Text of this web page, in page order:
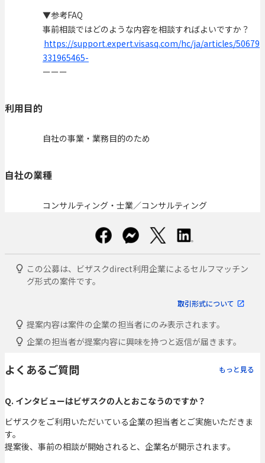
▼参考FAQ
事前相談ではどのような内容を相談すればよいですか？
https://support.expert.visasq.com/hc/ja/articles/50679
331965465-
ーーー
利用目的
自社の事業・業務目的のため
自社の業種
コンサルティング・士業／コンサルティング
この公募は、ビザスクdirect利用企業によるセルフマッチン
グ形式の案件です。
取引形式について
提案内容は案件の企業の担当者にのみ表示されます。
企業の担当者が提案内容に興味を持つと返信が届きます。
よくあるご質問 もっと見る
Q. インタビューはビザスクの人とおこなうのですか？
ビザスクをご利用いただいている企業の担当者とご実施いただきま
す。
提案後、事前の相談が開始されると、企業名が開示されます。